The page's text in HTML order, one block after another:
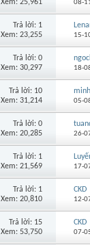
Xem: 25,961 08-
Trả lời: 1
Xem: 23,255
15-
Trả lời: 0
Xem: 30,297
18-
Trả lời: 10
Xem: 31,214
05-
Trả lời: 0
Xem: 20,285
26-
Trả lời: 1
Xem: 21,569
17-
Trả lời: 1
Xem: 20,810
CKD
12-
Trả lời: 15
Xem: 53,750
CKD
07-